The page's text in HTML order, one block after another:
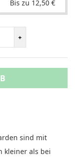
Bis zu 12,50 €
sind mit
kleiner als bei